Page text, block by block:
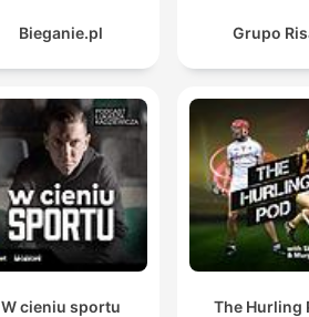
Bieganie.pl Grupo
W cieniu sportu The Hurling